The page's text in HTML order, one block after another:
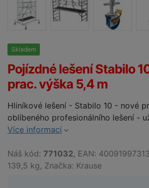
Skladem
Pojízdné lešení Stabilo
prac. výška 5,4 m
Hliníkové lešení - Stabilo 10 - nové
oblíbeného profesionálního lešení -
Více informací
Náš kód: 771032, EAN:
139,5 kg, Značka: Krause